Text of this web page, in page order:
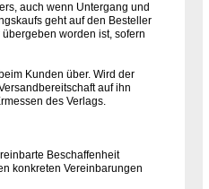
auch wenn Untergang und
geht auf den Besteller
worden ist, sofern
Kunden über. Wird der
auf ihn
des Verlags.
Beschaffenheit
konkreten Vereinbarungen